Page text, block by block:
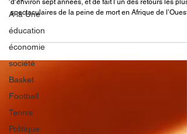
A la Une
éducation
économie
société
Basket
Football
Tennis
Politique
de mort sous Ibrahim Traoré
d’environ sept années, et de fait l’un des retours les plus
spectaculaires de la peine de mort en Afrique de l’Ouest.